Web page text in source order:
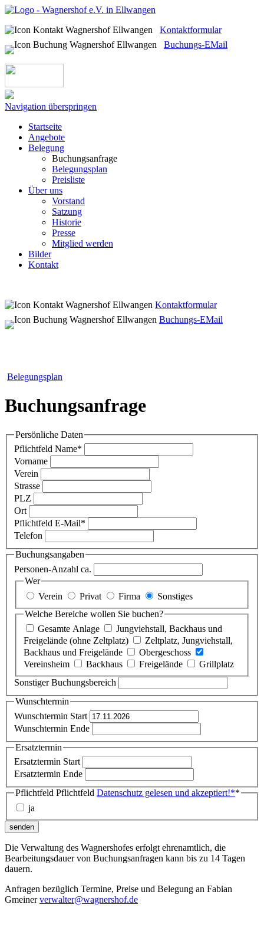
Kontaktformular
Buchungs-EMail
Navigation überspringen
Startseite
Angebote
Belegung
Buchungsanfrage
Belegungsplan
Preisliste
Über uns
Vorstand
Satzung
Historie
Presse
Mitglied werden
Bilder
Kontakt
Kontaktformular
Buchungs-EMail
Belegungsplan
Buchungsanfrage
Persönliche Daten
Pflichtfeld Name*
Vorname
Verein
Strasse
PLZ
Ort
Pflichtfeld E-Mail*
Telefon
Buchungsangaben
Personen-Anzahl ca.
Wer
Verein
Privat Firma
Sonstiges
Welche Bereiche wollen Sie buchen?
Gesamte Anlage
Jungviehstall, Backhaus und
Freigelände (ohne Zeltplatz)
Zeltplatz, Jungviehstall,
Backhaus und Freigelände
Obergeschoss
Vereinsheim
Backhaus Freigelände
Grillplatz
Sonstiger Buchungsbereich
Wunschtermin
Wunschtermin Start
Wunschtermin Ende
Ersatztermin
Ersatztermin Start
Ersatztermin Ende
Pflichtfeld Pflichtfeld Datenschutz gelesen und akzeptiert!**
ja
senden
Die Verwaltung des Wagnershofes erfolgt ehrenamtlich, die
Bearbeitungsdauer von Buchungsanfragen kann bis zu 14 Tagen
dauern.
Anfragen bezüglich Termine, Preise und Belegung an Fabian
Gmeinerverwalter@wagnershof.de